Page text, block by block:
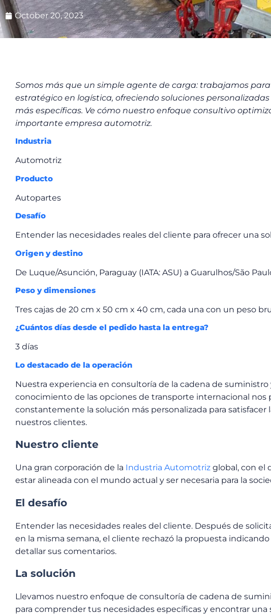
October 20, 2023
Somos más que un simple agente de carga: trabajamos
estratégico en logística, ofreciendo soluciones
más específicas. Ve cómo nuestro enfoque consultivo
importante empresa automotriz.
Industria
Automotriz
Producto
Autopartes
Desafío
Entender las necesidades reales del cliente para ofrecer una
Origen y destino
De Luque/Asunción, Paraguay (IATA: ASU) a Guarulhos/São
Peso y dimensiones
Tres cajas de 20 cm x 50 cm x 40 cm, cada una con un peso
¿Cuántos días desde el pedido hasta la entrega?
3 días
Lo destacado de la operación
Nuestra experiencia en consultoría de la cadena de
conocimiento de las opciones de transporte internacional nos
constantemente la solución más personalizada para satisfacer
nuestros clientes.
Nuestro cliente
Una gran corporación de la Industria Automotriz global, con el
estar alineada con el mundo actual y ser necesaria para la
El desafío
Entender las necesidades reales del cliente. Después de
en la misma semana, el cliente rechazó la propuesta
detallar sus comentarios.
La solución
Llevamos nuestro enfoque de consultoría de cadena de
para comprender tus necesidades específicas y encontrar